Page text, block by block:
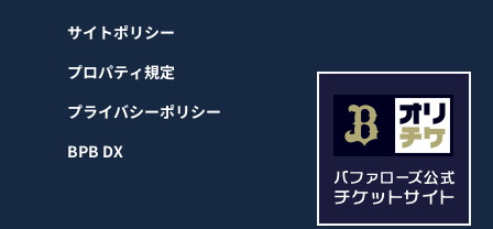
サイトポリシー
プロパティ規定
プライバシーポリシー
BPB DX